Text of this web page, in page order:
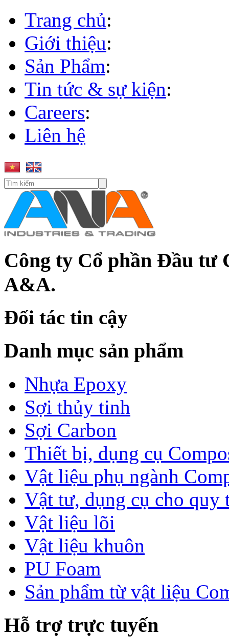
Trang chủ:
Giới thiệu:
Sản Phẩm:
Tin tức & sự kiện:
Careers:
Liên hệ
Công ty Cổ phần Đầu tư
A&A.
Đối tác tin cậy
Danh mục sản phẩm
Nhựa Epoxy
Sợi thủy tinh
Sợi Carbon
Thiết bị, dụng cụ
Vật liệu phụ ngành
Vật tư, dụng cụ cho quy
Vật liệu lõi
Vật liệu khuôn
PU Foam
Sản phẩm từ vật liệu
Hỗ trợ trực tuyến